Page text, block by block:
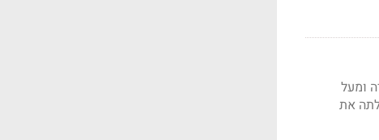
לעומת השנה שעברה ומעל
את